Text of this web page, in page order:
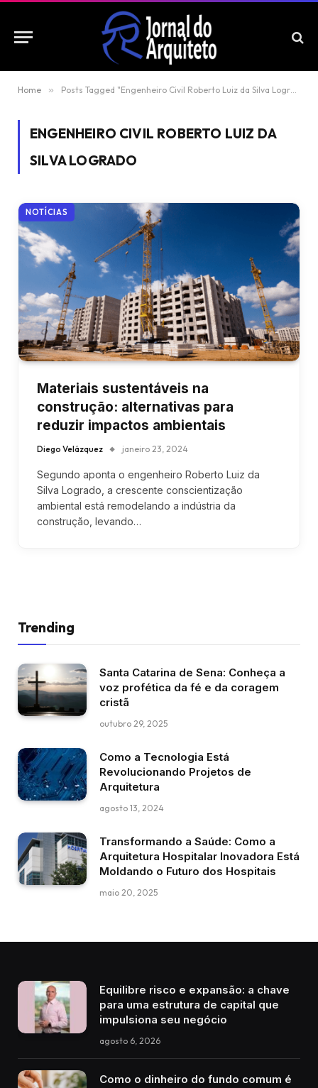
Home » Posts Tagged "Engenheiro Civil Roberto Luiz da Silva Logrado"
ENGENHEIRO CIVIL ROBERTO LUIZ DA
SILVA LOGRADO
NOTÍCIAS
Materiais sustentáveis na
construção: alternativas para
reduzir impactos ambientais
Diego Velázquez janeiro 23, 2024
Segundo aponta o engenheiro Roberto Luiz da
Silva Logrado, a crescente conscientização
ambiental está remodelando a indústria da
construção, levando…
Trending
Santa Catarina de Sena: Conheça a
voz profética da fé e da coragem
cristã
outubro 29, 2025
Como a Tecnologia Está
Revolucionando Projetos de
Arquitetura
agosto 13, 2024
Transformando a Saúde: Como a
Arquitetura Hospitalar Inovadora Está
Moldando o Futuro dos Hospitais
maio 20, 2025
Equilibre risco e expansão: a chave
para uma estrutura de capital que
impulsiona seu negócio
agosto 6, 2026
Como o dinheiro do fundo comum é